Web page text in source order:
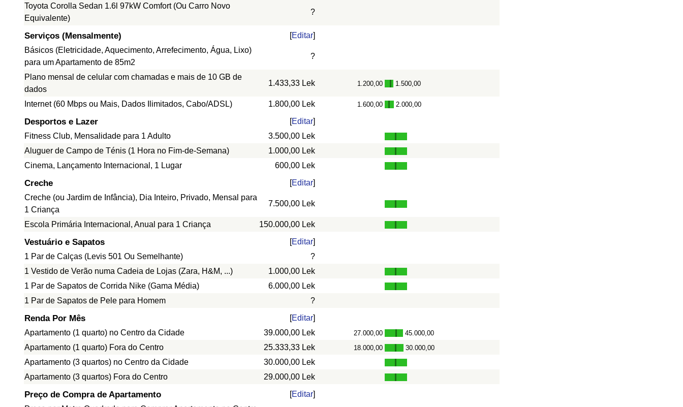
Toyota Corolla Sedan 1.6l 97kW Comfort (Ou Carro Novo
Equivalente)
?
Serviços (Mensalmente) [Editar]
Básicos (Eletricidade, Aquecimento, Arrefecimento, Água, Lixo)
para um Apartamento de 85m2
?
Plano mensal de celular com chamadas e mais de 10 GB de
dados
1.433,33 Lek 1.200,00 - 1.500,00
Internet (60 Mbps ou Mais, Dados Ilimitados, Cabo/ADSL) 1.800,00 Lek 1.600,00 - 2.000,00
Desportos e Lazer [Editar]
Fitness Club, Mensalidade para 1 Adulto
3.500,00 Lek
Aluguer de Campo de Ténis (1 Hora no Fim-de-Semana)
1.000,00 Lek
Cinema, Lançamento Internacional, 1 Lugar
600,00 Lek
Creche [Editar]
Creche (ou Jardim de Infância), Dia Inteiro, Privado, Mensal para
1 Criança
7.500,00 Lek
Escola Primária Internacional, Anual para 1 Criança 150.000,00 Lek
Vestuário e Sapatos [Editar]
1 Par de Calças (Levis 501 Ou Semelhante)
?
1 Vestido de Verão numa Cadeia de Lojas (Zara, H&M, ...)
1.000,00 Lek
1 Par de Sapatos de Corrida Nike (Gama Média)
6.000,00 Lek
1 Par de Sapatos de Pele para Homem
?
Renda Por Mês [Editar]
Apartamento (1 quarto) no Centro da Cidade
39.000,00 Lek 27.000,00 - 45.000,00
Apartamento (1 quarto) Fora do Centro 25.333,33 Lek 18.000,00 - 30.000,00
Apartamento (3 quartos) no Centro da Cidade
30.000,00 Lek
Apartamento (3 quartos) Fora do Centro
29.000,00 Lek
Preço de Compra de Apartamento [Editar]